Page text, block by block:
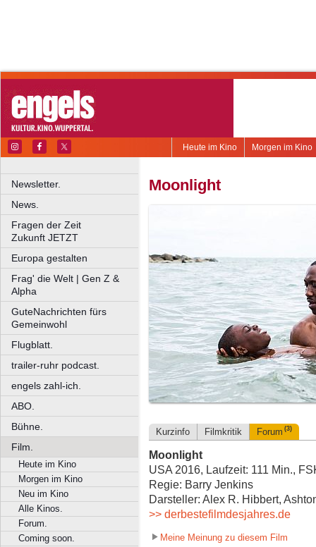
Morgen im Kino
Heute im Kino
Newsletter.
News.
Fragen der Zeit
Zukunft JETZT
Europa gestalten
Frag' die Welt | Gen Z &
Alpha
GuteNachrichten fürs
Gemeinwohl
Flugblatt.
trailer-ruhr podcast.
engels zahl-ich.
ABO.
Bühne.
Film.
Heute im Kino
Morgen im Kino
Neu im Kino
Alle Kinos.
Forum.
Coming soon.
Moonlight
Kurzinfo Filmkritik Forum (3)
Moonlight
USA 2016, Laufzeit: 111 Min.,
Regie: Barry Jenkins
Darsteller: Alex R. Hibbert,
>> derbestefilmdesjahres.de
Meine Meinung zu diesem Film